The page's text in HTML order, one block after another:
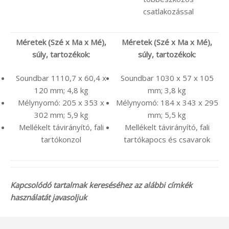
csatlakozással
Méretek (Szé x Ma x Mé),
súly, tartozékok:
Soundbar 1110,7 x 60,4 x
120 mm; 4,8 kg
Mélynyomó: 205 x 353 x
302 mm; 5,9 kg
Mellékelt távirányító, fali
tartókonzol
Méretek (Szé x Ma x Mé),
súly, tartozékok:
Soundbar 1030 x 57 x 105
mm; 3,8 kg
Mélynyomó: 184 x 343 x 295
mm; 5,5 kg
Mellékelt távirányító, fali
tartókapocs és csavarok
Kapcsolódó tartalmak kereséséhez az alábbi címkék
használatát javasoljuk